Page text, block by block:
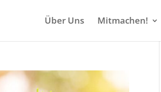
Über Uns Mitmachen!